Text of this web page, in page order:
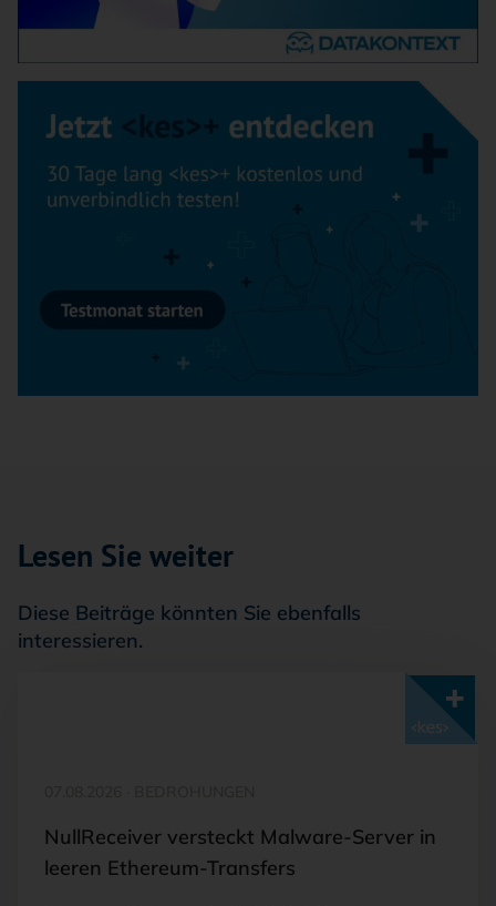
Lesen Sie weiter
Diese Beiträge könnten Sie ebenfalls
interessieren.
NullReceiver versteckt Malware-Server in
leeren Ethereum-Transfers